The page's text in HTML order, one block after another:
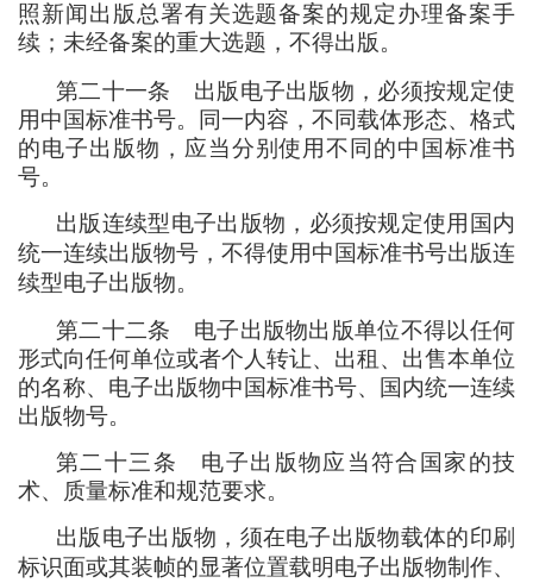
照新闻出版总署有关选题备案的规定办理备案手
续 ； 未经备案的重大选题 ， 不得出版。
第二十一条 出版电子出版物 ， 必须按规定使
用中国标准书号。同一内容 ， 不同载体形态、格式
的电子出版物 ， 应当分别使用不同的中国标准书
号。
出版连续型电子出版物 ， 必须按规定使用国内
统一连续出版物号 ， 不得使用中国标准书号出版连
续型电子出版物。
第二十二条 电子出版物出版单位不得以任何
形式向任何单位或者个人转让、出租、出售本单位
的名称、电子出版物中国标准书号、国内统一连续
出版物号。
第二十三条 电子出版物应当符合国家的技
术、质量标准和规范要求。
出版电子出版物 ， 须在电子出版物载体的印刷
标识面或其装帧的显著位置载明电子出版物制作、